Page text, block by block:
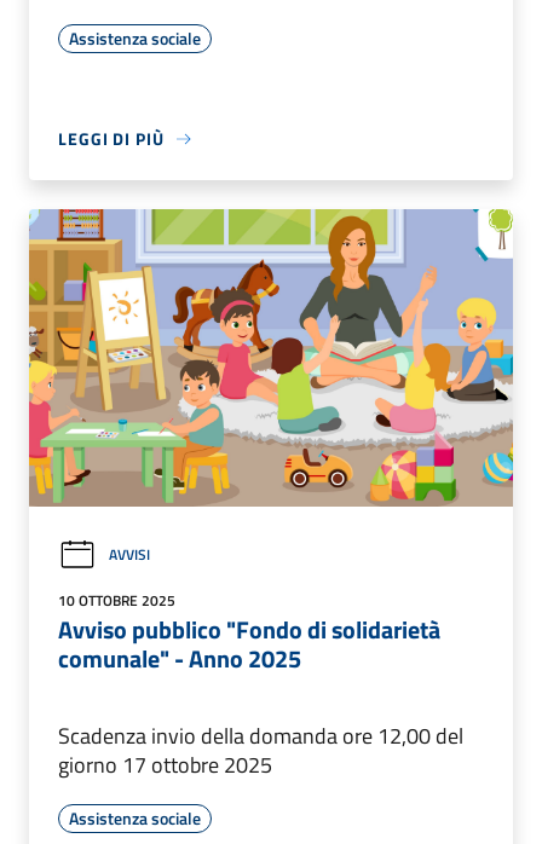
Assistenza sociale
LEGGI DI PIÙ
AVVISI
10 OTTOBRE 2025
Avviso pubblico "Fondo di solidarietà
comunale" - Anno 2025
Scadenza invio della domanda ore 12,00 del
giorno 17 ottobre 2025
Assistenza sociale